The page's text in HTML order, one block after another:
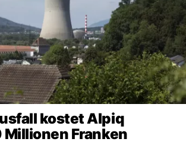
kostet Alpiq
Franken